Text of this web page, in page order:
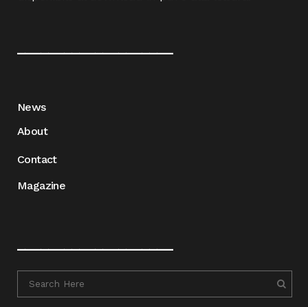
News
About
Contact
Magazine